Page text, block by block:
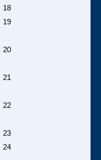
18
19
20
21
22
23
24